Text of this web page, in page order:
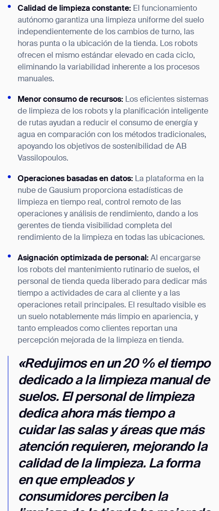
Calidad de limpieza constante: El funcionamiento
autónomo garantiza una limpieza uniforme del suelo
independientemente de los cambios de turno, las
horas punta o la ubicación de la tienda. Los robots
ofrecen el mismo estándar elevado en cada ciclo,
eliminando la variabilidad inherente a los procesos
manuales.
Menor consumo de recursos: Los eficientes sistemas
de limpieza de los robots y la planificación inteligente
de rutas ayudan a reducir el consumo de energía y
agua en comparación con los métodos tradicionales,
apoyando los objetivos de sostenibilidad de AB
Vassilopoulos.
Operaciones basadas en datos: La plataforma en la
nube de Gausium proporciona estadísticas de
limpieza en tiempo real, control remoto de las
operaciones y análisis de rendimiento, dando a los
gerentes de tienda visibilidad completa del
rendimiento de la limpieza en todas las ubicaciones.
Asignación optimizada de personal: Al encargarse
los robots del mantenimiento rutinario de suelos, el
personal de tienda queda liberado para dedicar más
tiempo a actividades de cara al cliente y a las
operaciones retail principales. El resultado visible es
un suelo notablemente más limpio en apariencia, y
tanto empleados como clientes reportan una
percepción mejorada de la limpieza en tienda.
«Redujimos en un 20 % el tiempo
dedicado a la limpieza manual de
suelos. El personal de limpieza
dedica ahora más tiempo a
cuidar las salas y áreas que más
atención requieren, mejorando la
calidad de la limpieza. La forma
en que empleados y
consumidores perciben la